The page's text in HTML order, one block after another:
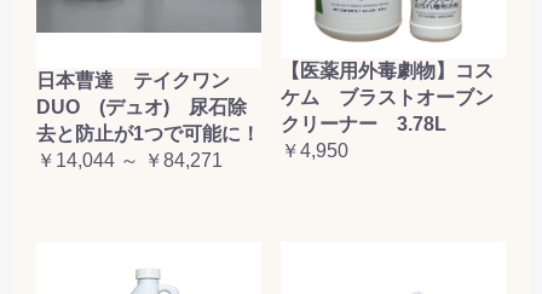
日本曹達 テイクワン
DUO (デュオ) 尿石除
去と防止が1つで可能に！
￥14,044 ～ ￥84,271
【医薬用外毒劇物】コス
ケム ブラストオーブン
クリーナー 3.78L
￥4,950